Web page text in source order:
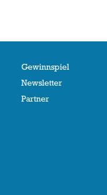
Gewinnspiel
Newsletter
Partner